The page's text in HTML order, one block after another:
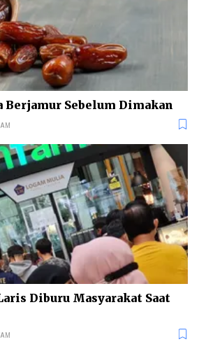
Berjamur Sebelum Dimakan
Diburu Masyarakat Saat